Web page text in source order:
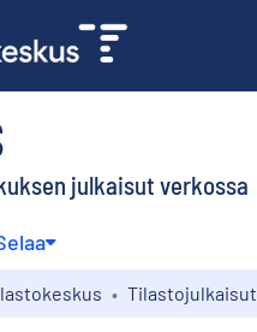
julkaisut verkossa
Tilastojulkaisut